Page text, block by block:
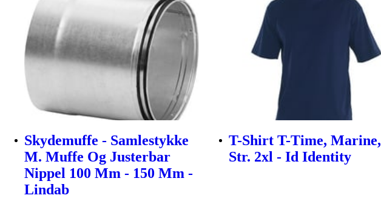
Skydemuffe - Samlestykke
M. Muffe Og Justerbar
Nippel 100 Mm - 150 Mm -
Lindab
T-Shirt T-Time, Marine,
Str. 2xl - Id Identity